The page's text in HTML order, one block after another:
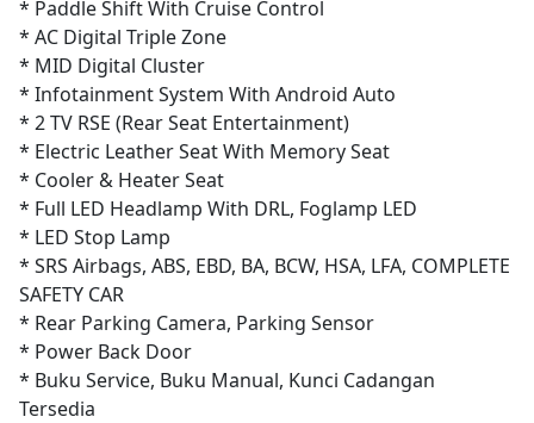
* Paddle Shift With Cruise Control
* AC Digital Triple Zone
* MID Digital Cluster
* Infotainment System With Android Auto
* 2 TV RSE (Rear Seat Entertainment)
* Electric Leather Seat With Memory Seat
* Cooler & Heater Seat
* Full LED Headlamp With DRL, Foglamp LED
* LED Stop Lamp
* SRS Airbags, ABS, EBD, BA, BCW, HSA, LFA, COMPLETE
SAFETY CAR
* Rear Parking Camera, Parking Sensor
* Power Back Door
* Buku Service, Buku Manual, Kunci Cadangan
Tersedia